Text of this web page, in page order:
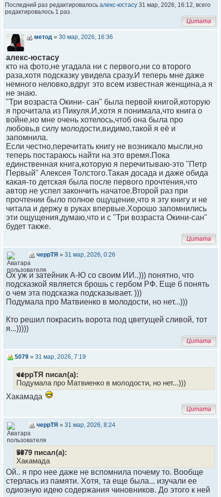
Последний раз редактировалось алекс-юстасу 31 мар, 2026, 16:12, всего
редактировалось 1 раз.
Цитата
метод » 30 мар, 2026, 16:36
алекс-юстасу
кто на фото,не угадала ни с первого,ни со второго
раза,хотя подсказку увидела сразу.И теперь мне даже
немного неловко,вдруг это всем известная женщина,а я
не знаю.
"Три возраста Окини- сан" была первой книгой,которую
я прочитала из Пикуля.И,хотя я понимала,что книга о
войне,но мне очень хотелось,чтоб она была про
любовь,в силу молодости,видимо,такой я её и
запомнила.
Если честно,перечитать книгу не возникало мысли,но
теперь постараюсь найти на это время.Пока
единственная книга,которую я перечитываю-это "Петр
Первый" Алексея Толстого.Такая досада и даже обида
какая-то детская была после первого прочтения,что
автор не успел закончить начатое.Второй раз при
прочтении было полное ощущение,что я эту книгу и не
читала и держу в руках впервые.Хорошо запомнились
эти ощущения,думаю,что и с "Три возраста Окини-сан"
будет также.
Цитата
черрТЯ » 31 мар, 2026, 0:26
Ох уж и затейник А-Ю со своим ИИ..))) понятно, что
подсказкой является брошь с гербом РФ. Еще б понять
о чем эта подсказка подсказывает. )))
Подумала про Матвиенко в молодости, но нет...)))
Кто решил покрасить ворота под цветущей сливой, тот
я...)))))
Цитата
5079 » 31 мар, 2026, 7:19
черрТЯ писал(а):
Подумала про Матвиенко в молодости, но нет...)))
Хакамада
Цитата
черрТЯ » 31 мар, 2026, 8:24
5079 писал(а):
Хакамада
Ой.. я про нее даже не вспомнила почему то. Вообще
стерлась из памяти. Хотя, та еще была... изучали ее
одиозную идею содержания чиновников. До этого к ней